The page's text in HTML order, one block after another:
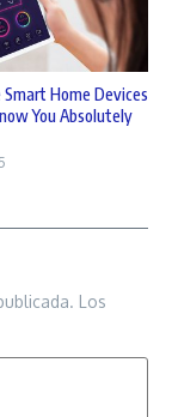
Home Devices
You Absolutely
Los